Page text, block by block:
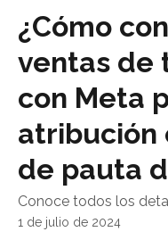
¿Cómo
ventas de
con Meta
atribución
de pauta
Conoce todos los
1 de julio de 2024